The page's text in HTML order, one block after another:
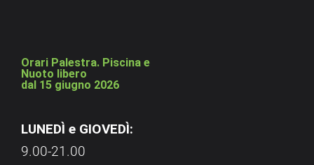
Orari Palestra. Piscina e
Nuoto libero
dal 15 giugno 2026
LUNEDÌ e GIOVEDÌ:
9.00-21.00